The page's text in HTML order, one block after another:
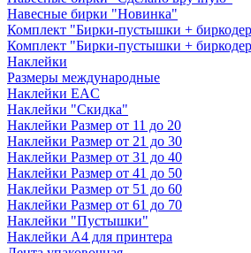
Навесные бирки "Новинка"
Комплект "Бирки-пустышки +
Комплект "Бирки-пустышки +
Наклейки
Размеры международные
Наклейки EAC
Наклейки "Скидка"
Наклейки Размер от 11 до 20
Наклейки Размер от 21 до 30
Наклейки Размер от 31 до 40
Наклейки Размер от 41 до 50
Наклейки Размер от 51 до 60
Наклейки Размер от 61 до 70
Наклейки "Пустышки"
Наклейки А4 для принтера